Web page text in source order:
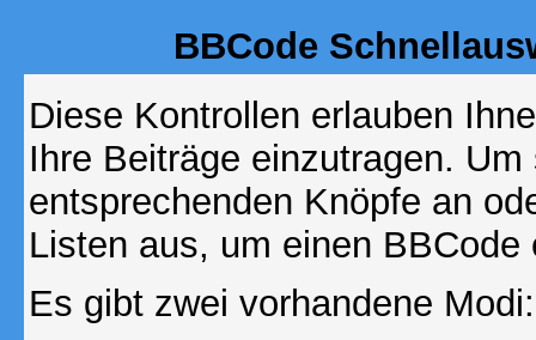
BBCode
Diese Kontrollen erlauben
Ihre Beiträge einzutragen.
entsprechenden Knöpfe an
Listen aus, um einen BBCode
Es gibt zwei vorhandene